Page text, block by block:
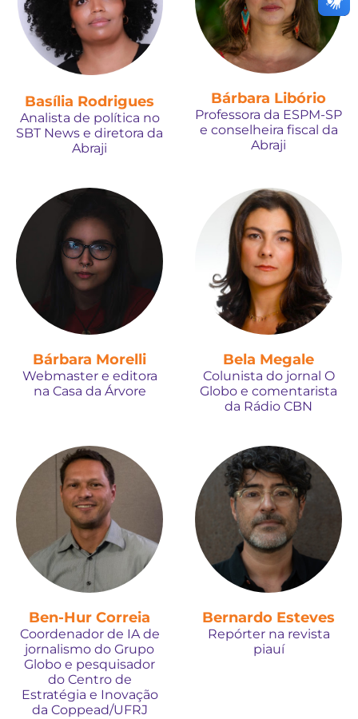
Basília Rodrigues
Analista de política no
SBT News e diretora da
Abraji
Bárbara Libório
Professora da ESPM-SP
e conselheira fiscal da
Abraji
Bárbara Morelli
Webmaster e editora
na Casa da Árvore
Bela Megale
Colunista do jornal O
Globo e comentarista
da Rádio CBN
Ben-Hur Correia
Coordenador de IA de
jornalismo do Grupo
Globo e pesquisador
do Centro de
Estratégia e Inovação
da Coppead/UFRJ
Bernardo Esteves
Repórter na revista
piauí